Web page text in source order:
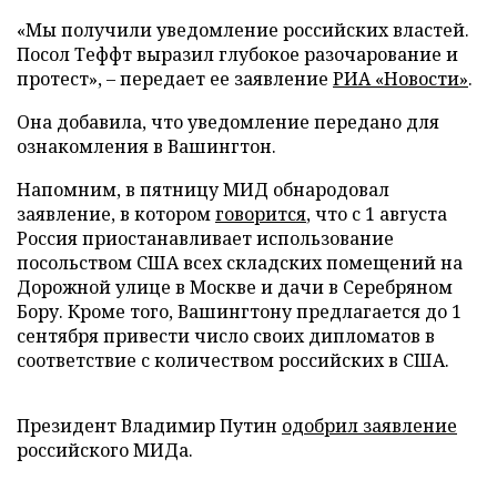
«Мы получили уведомление российских властей.
Посол Теффт выразил глубокое разочарование и
протест», – передает ее заявление РИА «Новости».
Она добавила, что уведомление передано для
ознакомления в Вашингтон.
Напомним, в пятницу МИД обнародовал
заявление, в которомговорится, что с 1 августа
Россия приостанавливает использование
посольством США всех складских помещений на
Дорожной улице в Москве и дачи в Серебряном
Бору. Кроме того, Вашингтону предлагается до 1
сентября привести число своих дипломатов в
соответствие с количеством российских в США.
Президент Владимир Путин одобрил заявление
российского МИДа.